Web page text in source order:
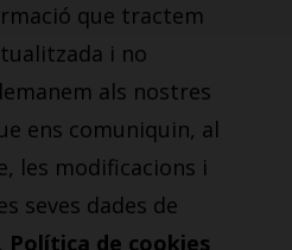
que tractem
i no
als nostres
ens comuniquin, al
les modificacions i
seves dades de
Política de cookies